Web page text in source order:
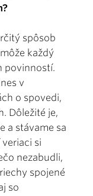
spôsob
každý
povinností.
v
o spovedi,
Dôležité je,
a stávame sa
si
nezabudli,
spojené
so